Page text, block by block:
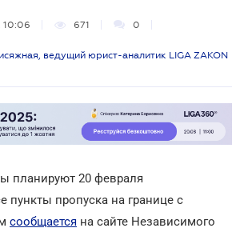
10:06 671 0
ведущий юрист-аналитик LIGA ZAKON
планируют 20 февраля
пункты пропуска на границе с
сообщается на сайте Независимого